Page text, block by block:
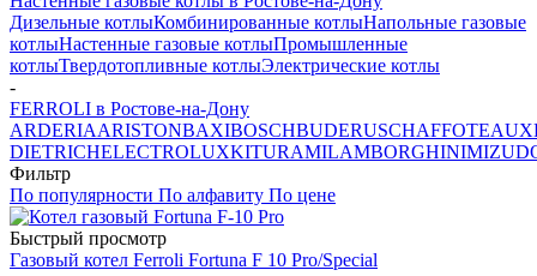
Дизельные котлыКомбинированные котлыНапольные газовые
котлыНастенные газовые котлыПромышленные
котлыТвердотопливные котлыЭлектрические котлы
-
FERROLI в Ростове-на-Дону
ARDERIAARISTONBAXIBOSCHBUDERUSCHAFFOTEAUX
DIETRICHELECTROLUXKITURAMILAMBORGHINI
Фильтр
По популярности По алфавиту По цене
Быстрый просмотр
Газовый котел Ferroli Fortuna F 10 Pro/Special